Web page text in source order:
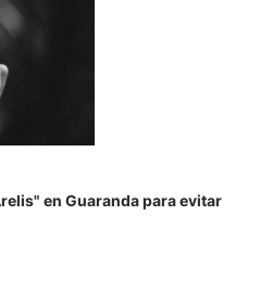
en Guaranda para evitar